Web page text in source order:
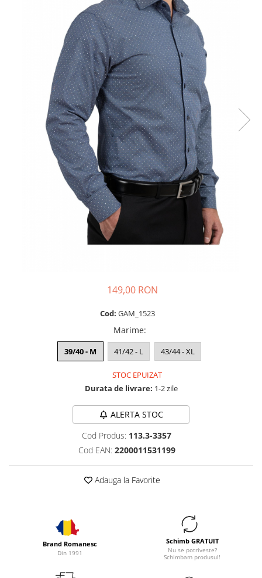
149,00 RON
Cod: GAM_1523
Marime:
39/40 - M 41/42 - L 43/44 - XL
STOC EPUIZAT
Durata de livrare: 1-2 zile
ALERTA STOC
Cod Produs: 113.3-3357
Cod EAN: 2200011531199
Adauga la Favorite
Brand Romanesc
Din 1991
Schimb GRATUIT
Nu se potriveste?
Schimbam produsul!